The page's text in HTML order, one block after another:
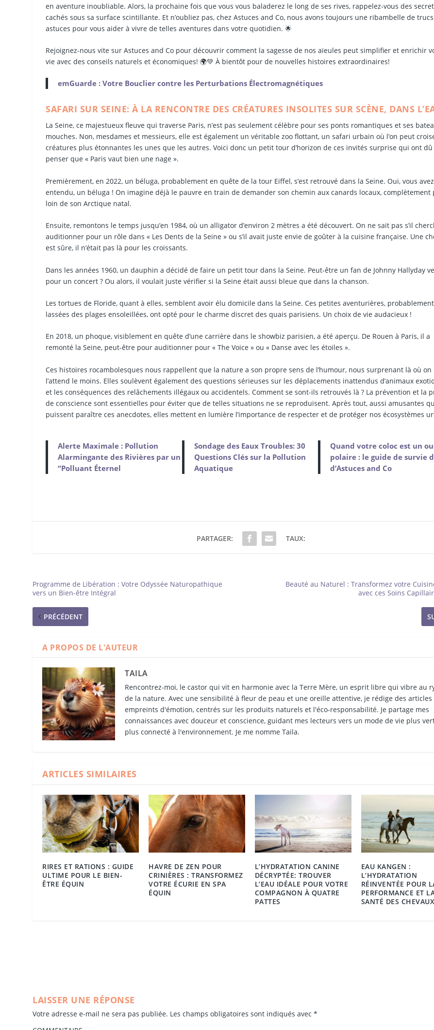
en aventure inoubliable. Alors, la prochaine fois que vous vous baladerez le long de ses rives, rappelez-vous des
cachés sous sa surface scintillante. Et n’oubliez pas, chez Astuces and Co, nous avons toujours une ribambelle de
astuces pour vous aider à vivre de telles aventures dans votre quotidien. 🌟
Rejoignez-nous vite sur Astuces and Co pour découvrir comment la sagesse de nos aïeules peut simplifier et enrichir
vie avec des conseils naturels et économiques! 🌍💚 À bientôt pour de nouvelles histoires extraordinaires!
emGuarde : Votre Bouclier contre les Perturbations Électromagnétiques
SAFARI SUR SEINE: À LA RENCONTRE DES CRÉATURES INSOLITES SUR SCÈNE, DANS
La Seine, ce majestueux fleuve qui traverse Paris, n’est pas seulement célèbre pour ses ponts romantiques et ses
mouches. Non, mesdames et messieurs, elle est également un véritable zoo flottant, un safari urbain où l’on peut
créatures plus étonnantes les unes que les autres. Voici donc un petit tour d’horizon de ces invités surprise qui ont dû
penser que « Paris vaut bien une nage ».
Premièrement, en 2022, un béluga, probablement en quête de la tour Eiffel, s’est retrouvé dans la Seine. Oui, vous
entendu, un béluga ! On imagine déjà le pauvre en train de demander son chemin aux canards locaux, complètement
loin de son Arctique natal.
Ensuite, remontons le temps jusqu’en 1984, où un alligator d’environ 2 mètres a été découvert. On ne sait pas s’il
auditionner pour un rôle dans « Les Dents de la Seine » ou s’il avait juste envie de goûter à la cuisine française. Une
est sûre, il n’était pas là pour les croissants.
Dans les années 1960, un dauphin a décidé de faire un petit tour dans la Seine. Peut-être un fan de Johnny Hallyday
pour un concert ? Ou alors, il voulait juste vérifier si la Seine était aussi bleue que dans la chanson.
Les tortues de Floride, quant à elles, semblent avoir élu domicile dans la Seine. Ces petites aventurières, probablement
lassées des plages ensoleillées, ont opté pour le charme discret des quais parisiens. Un choix de vie audacieux !
En 2018, un phoque, visiblement en quête d’une carrière dans le showbiz parisien, a été aperçu. De Rouen à Paris, il a
remonté la Seine, peut-être pour auditionner pour « The Voice » ou « Danse avec les étoiles ».
Ces histoires rocambolesques nous rappellent que la nature a son propre sens de l’humour, nous surprenant là où on
l’attend le moins. Elles soulèvent également des questions sérieuses sur les déplacements inattendus d’animaux
et les conséquences des relâchements illégaux ou accidentels. Comment se sont-ils retrouvés là ? La prévention et la
de conscience sont essentielles pour éviter que de telles situations ne se reproduisent. Après tout, aussi amusantes
puissent paraître ces anecdotes, elles mettent en lumière l’importance de respecter et de protéger nos écosystèmes
Alerte Maximale : Pollution
Alarmingante des Rivières par un
“Polluant Éternel
Sondage des Eaux Troubles: 30
Questions Clés sur la Pollution
Aquatique
Quand votre coloc est un
polaire : le guide de survie
d’Astuces and Co
PARTAGER: TAUX:
Programme de Libération : Votre Odyssée Naturopathique
vers un Bien-être Intégral
PRÉCÉDENT
Beauté au Naturel : Transformez votre
avec ces Soins
A PROPOS DE L'AUTEUR
TAILA
Rencontrez-moi, le castor qui vit en harmonie avec la Terre Mère, un esprit libre qui vibre au
de la nature. Avec une sensibilité à fleur de peau et une oreille attentive, je rédige des articles
empreints d'émotion, centrés sur les produits naturels et l'éco-responsabilité. Je partage mes
connaissances avec douceur et conscience, guidant mes lecteurs vers un mode de vie plus
plus connecté à l'environnement. Je me nomme Taila.
ARTICLES SIMILAIRES
RIRES ET RATIONS : GUIDE
ULTIME POUR LE BIEN-
ÊTRE ÉQUIN
HAVRE DE ZEN POUR
CRINIÈRES : TRANSFORMEZ
VOTRE ÉCURIE EN SPA
ÉQUIN
L’HYDRATATION CANINE
DÉCRYPTÉE: TROUVER
L’EAU IDÉALE POUR VOTRE
COMPAGNON À QUATRE
PATTES
EAU KANGEN :
L’HYDRATATION
RÉINVENTÉE POUR
PERFORMANCE ET
SANTÉ DES CHEVAUX
LAISSER UNE RÉPONSE
Votre adresse e-mail ne sera pas publiée. Les champs obligatoires sont indiqués avec*